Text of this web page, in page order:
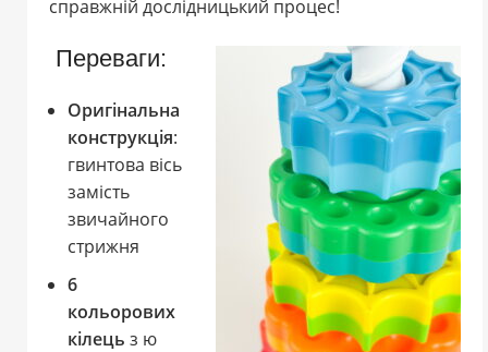
справжній дослідницький процес!
Переваги:
Оригінальна
конструкція:
гвинтова вісь
замість
звичайного
стрижня
6
кольорових
кілець з ю